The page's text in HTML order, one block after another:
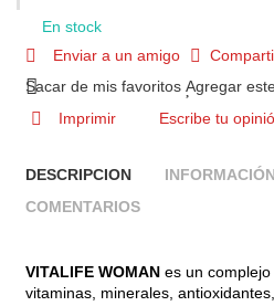
En stock
Enviar a un amigo
Sacar de mis favoritos Agregar
Imprimir
Escribe tu
DESCRIPCION
COMENTARIOS
VITALIFE WOMAN es un
vitaminas, minerales,